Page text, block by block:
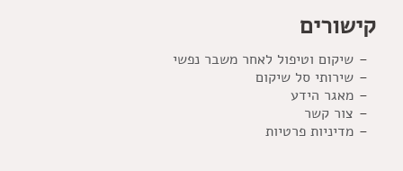
קישורים
שיקום וטיפול לאחר משבר נפשי
שירותי סל שיקום
מאגר הידע
צור קשר
מדיניות פרטיות